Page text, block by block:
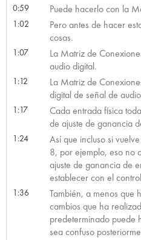
0:59 Puede hacerlo con la
1:02
Pero antes de hacer
cosas.
1:07
La Matriz de
audio digital.
1:12
La Matriz de
digital de señal de
1:17
Cada entrada física
de ajuste de ganancia
1:24
Así que incluso si
8, por ejemplo, eso no
ajuste de ganancia de
establecer con el
1:36
También, a menos que
cambios que ha
predeterminado puede
sea confuso